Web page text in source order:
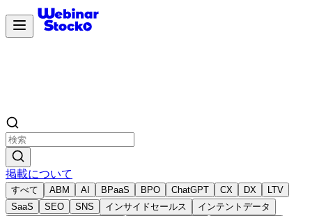
掲載について
すべて ABM AI BPaaS BPO ChatGPT CX DX
LTV
SaaS
SEO SNS インサイドセールス
インテントデータ